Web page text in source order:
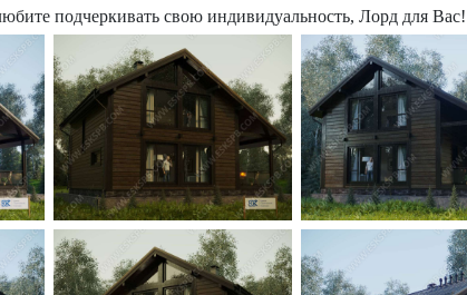
подчеркивать свою индивидуальность, Лорд для Вас!